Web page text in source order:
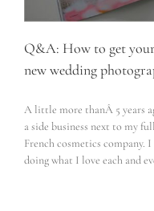
Q&A: How to get
new wedding
A little more thanÂ 5 years
a side business next to my
French cosmetics company.
doing what I love each and